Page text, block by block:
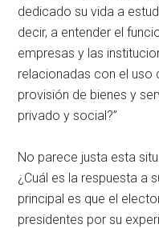
dedicado su vida a
decir, a entender el
empresas y las
relacionadas con el uso
provisión de bienes y
privado y social?”
No parece justa esta
¿Cuál es la respuesta a
principal es que el
presidentes por su